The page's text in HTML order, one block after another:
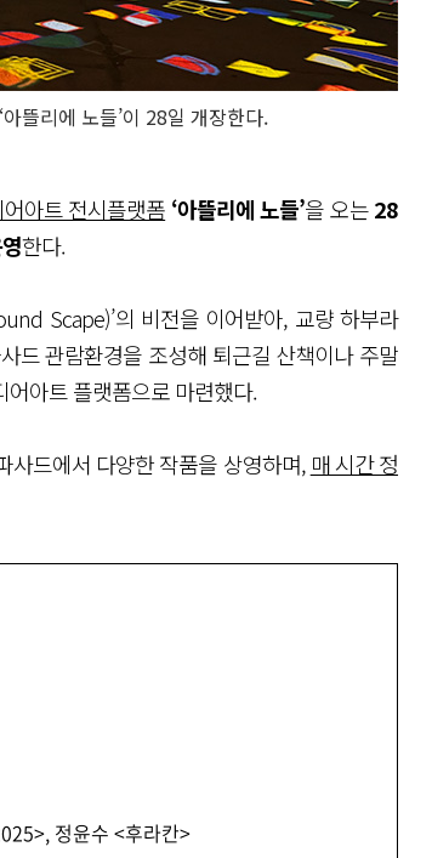
뜰리에 노들’이 28일 개장한다.
아트 전시플랫폼 ‘아뜰리에 노들’을 오는28
한다.
Scape)’의 비전을 이어받아, 교량 하부라
드 관람환경을 조성해 퇴근길 산책이나 주말
아트 플랫폼으로 마련했다.
사드에서 다양한 작품을 상영하며, 매 시간 정
정윤수 <후라칸>